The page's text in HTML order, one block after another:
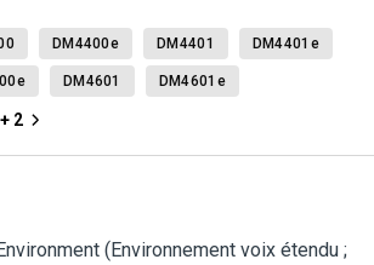
DM4400e DM4401 DM4401e
DM4601 DM4601e
+ 2
(Environnement voix étendu ;